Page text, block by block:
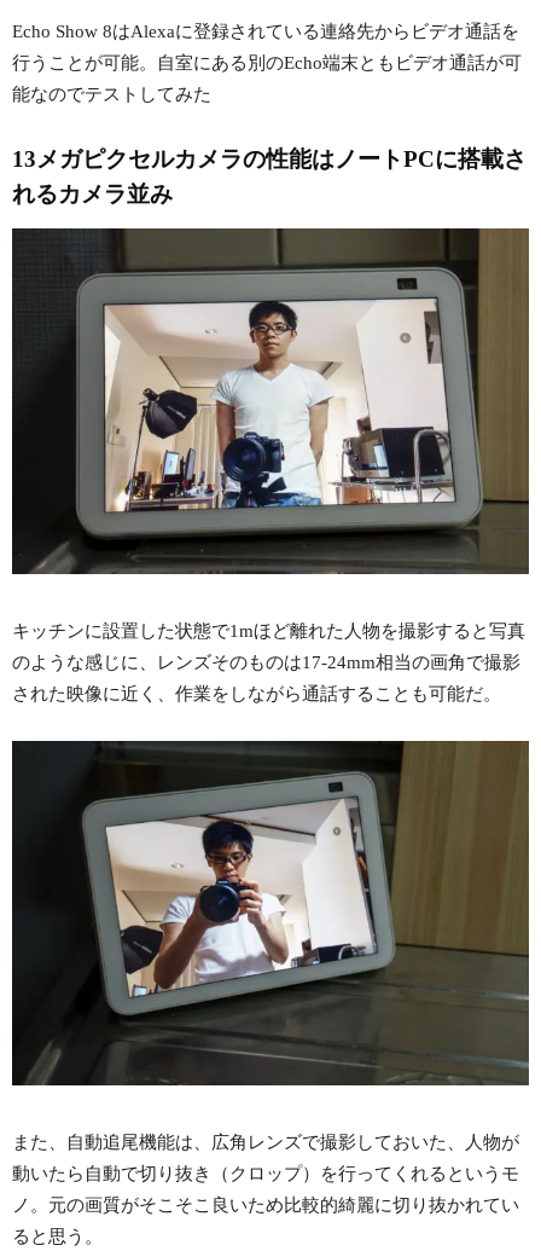
Echo Show 8はAlexaに登録されている連絡先からビデオ通話を
行うことが可能。自室にある別のEcho端末ともビデオ通話が可
能なのでテストしてみた
13メガピクセルカメラの性能はノートPCに搭載さ
れるカメラ並み
キッチンに設置した状態で1mほど離れた人物を撮影すると写真
のような感じに、レンズそのものは17-24mm相当の画角で撮影
された映像に近く、作業をしながら通話することも可能だ。
また、自動追尾機能は、広角レンズで撮影しておいた、人物が
動いたら自動で切り抜き（クロップ）を行ってくれるというモ
ノ。元の画質がそこそこ良いため比較的綺麗に切り抜かれてい
ると思う。